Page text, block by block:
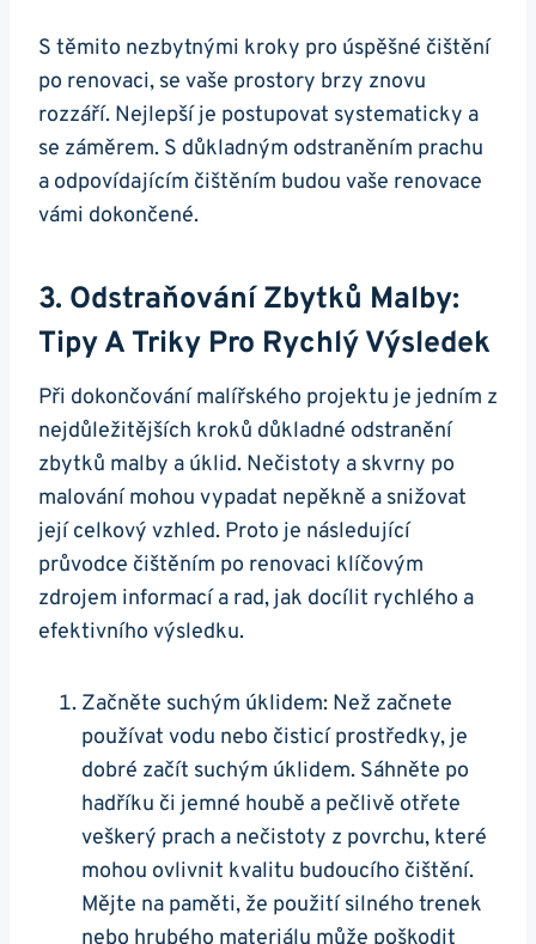
S těmito nezbytnými kroky pro úspěšné čištění
po renovaci, se vaše prostory brzy znovu
rozzáří. Nejlepší je postupovat systematicky a
se záměrem. S důkladným odstraněním prachu
a odpovídajícím čištěním budou vaše renovace
vámi dokončené.
3. Odstraňování Zbytků Malby:
Tipy A Triky Pro Rychlý Výsledek
Při dokončování malířského projektu je jedním z
nejdůležitějších kroků důkladné odstranění
zbytků malby a úklid. Nečistoty a skvrny po
malování mohou vypadat nepěkně a snižovat
její celkový vzhled. Proto je následující
průvodce čištěním po renovaci klíčovým
zdrojem informací a rad, jak docílit rychlého a
efektivního výsledku.
Začněte suchým úklidem: Než začnete
používat vodu nebo čisticí prostředky, je
dobré začít suchým úklidem. Sáhněte po
hadříku či jemné houbě a pečlivě otřete
veškerý prach a nečistoty z povrchu, které
mohou ovlivnit kvalitu budoucího čištění.
Mějte na paměti, že použití silného trenek